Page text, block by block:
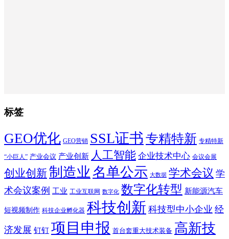
标签
GEO优化 GEO营销 SSL证书 专精特新 专精特新
“小巨人” 产业会议 产业创新 人工智能 企业技术中心 会议会展
创业创新制造业 名单公示 大数据 学术会议 学
术会议案例 工业 工业互联网 数字化 数字化转型 新能源汽车
短视频制作 科技企业孵化器 科技创新 科技型中小企业 经
济发展 钉钉 项目申报 首台套重大技术装备 高新技